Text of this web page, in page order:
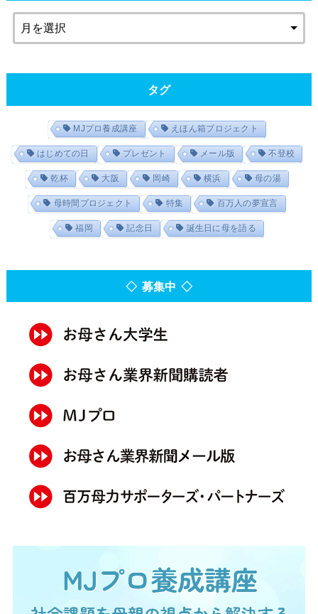
タグ
MJプロ養成講座 えほん箱プロジェクト
はじめての日 プレゼント メール版 不登校
乾杯 大阪 岡崎 横浜 母の湯
母時間プロジェクト 特集 百万人の夢宣言
福岡 記念日 誕生日に母を語る
◇ 募集中 ◇